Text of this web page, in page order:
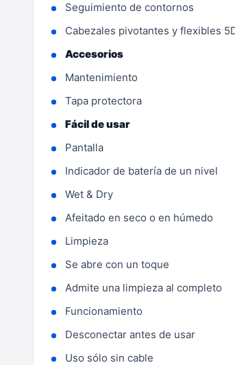
Seguimiento de contornos
Cabezales pivotantes y flexibles
Accesorios
Mantenimiento
Tapa protectora
Fácil de usar
Pantalla
Indicador de batería de un nivel
Wet & Dry
Afeitado en seco o en húmedo
Limpieza
Se abre con un toque
Admite una limpieza al completo
Funcionamiento
Desconectar antes de usar
Uso sólo sin cable